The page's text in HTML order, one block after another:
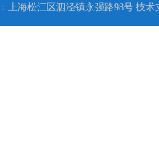
上海松江区泗泾镇永强路98号 技术